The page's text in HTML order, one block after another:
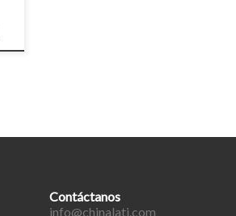
Contáctanos
info@chinalati.com